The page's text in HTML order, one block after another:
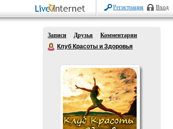
Регистрация Вход
Записи Друзья
Комментарии
Клуб Красоты и Здоровья